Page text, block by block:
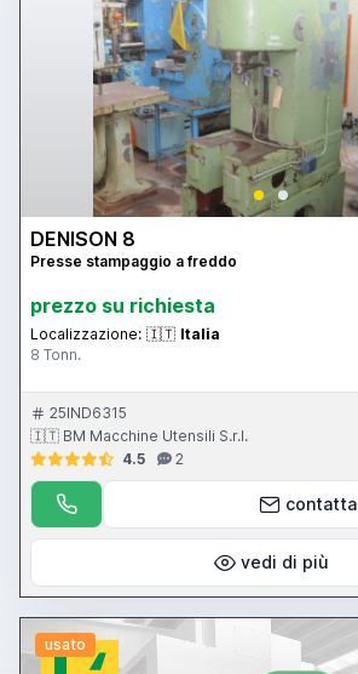
DENISON 8
Presse stampaggio a freddo
prezzo su richiesta
Localizzazione: 🇮🇹 Italia
8 Tonn.
25IND6315
🇮🇹 BM Macchine Utensili S.r.l.
4.5
2
contatta
vedi di più
usato